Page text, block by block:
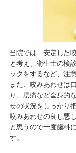
当院では、安定した
と考え、衛生士の検
ックをするなど、注
また、咬みあわせは
り、腰痛など全身的
せの状況をしっかり
咬みあわせの良し悪
と思うので一度歯科
す。